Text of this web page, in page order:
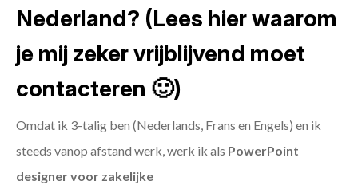
Nederland? (Lees hier waarom
je mij zeker vrijblijvend moet
contacteren 🙂)
Omdat ik 3-talig ben (Nederlands, Frans en Engels) en ik
steeds vanop afstand werk, werk ik als PowerPoint
designer voor zakelijke